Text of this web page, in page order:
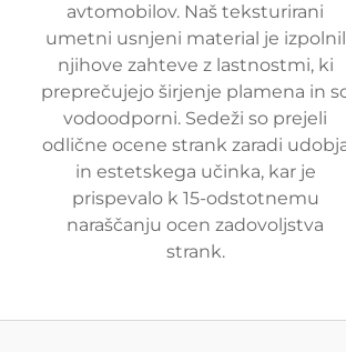
avtomobilov. Naš teksturirani
umetni usnjeni material je izpolnil
njihove zahteve z lastnostmi, ki
preprečujejo širjenje plamena in
vodoodporni. Sedeži so prejeli
odlične ocene strank zaradi
in estetskega učinka, kar je
prispevalo k 15-odstotnemu
naraščanju ocen zadovoljstva
strank.